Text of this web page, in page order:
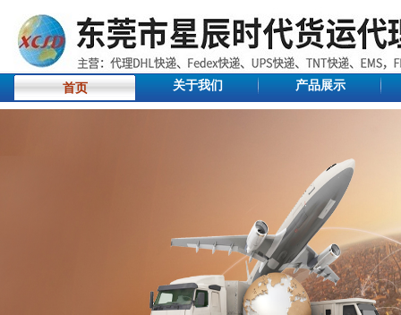
首页 关于我们 产品展示